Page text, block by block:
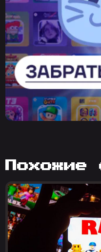
похожие